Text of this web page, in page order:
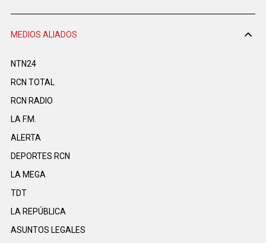
MEDIOS ALIADOS
NTN24
RCN TOTAL
RCN RADIO
LA F.M.
ALERTA
DEPORTES RCN
LA MEGA
TDT
LA REPÚBLICA
ASUNTOS LEGALES